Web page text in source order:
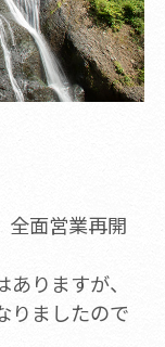
全面営業再開
りますが、
りましたので